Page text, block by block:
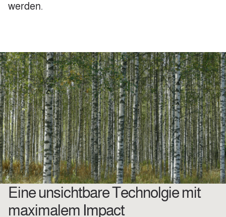
werden.
Eine unsichtbare Technolgie mit
maximalem Impact